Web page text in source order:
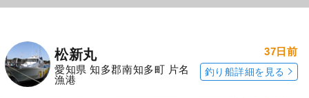
松新丸
愛知県 知多郡南知多町 片名
漁港
37日前
釣り船詳細を見る